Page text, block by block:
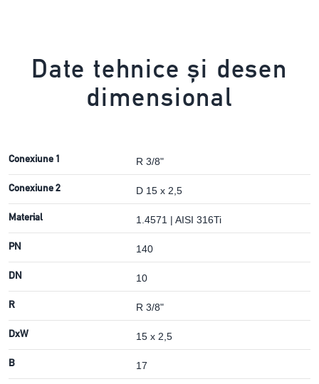
Date tehnice și desen
dimensional
Conexiune 1 R 3/8"
Conexiune 2 D 15 x 2,5
Material 1.4571 | AISI 316Ti
PN 140
DN 10
R R 3/8"
DxW 15 x 2,5
B 17